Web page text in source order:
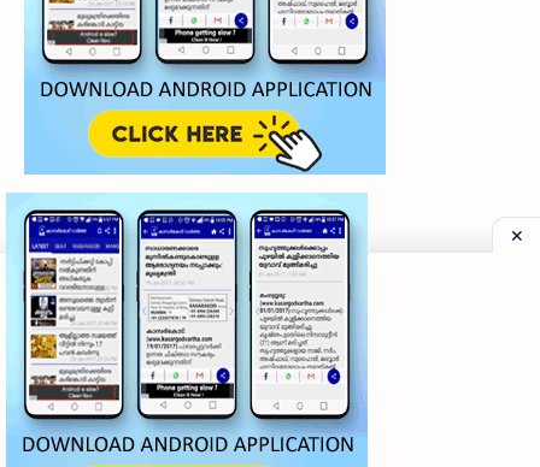
©2026‧My Kasaragod Vartha | LATEST KASARAGOD
Privacy Policy
Grievance Redressal